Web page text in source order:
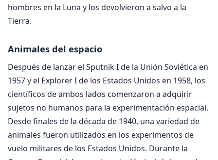
hombres en la Luna y los devolvieron a salvo a la
Tierra.
Animales del espacio
Después de lanzar el Sputnik I de la Unión Soviética en
1957 y el Explorer I de los Estados Unidos en 1958, los
científicos de ambos lados comenzaron a adquirir
sujetos no humanos para la experimentación espacial.
Desde finales de la década de 1940, una variedad de
animales fueron utilizados en los experimentos de
vuelo militares de los Estados Unidos. Durante la